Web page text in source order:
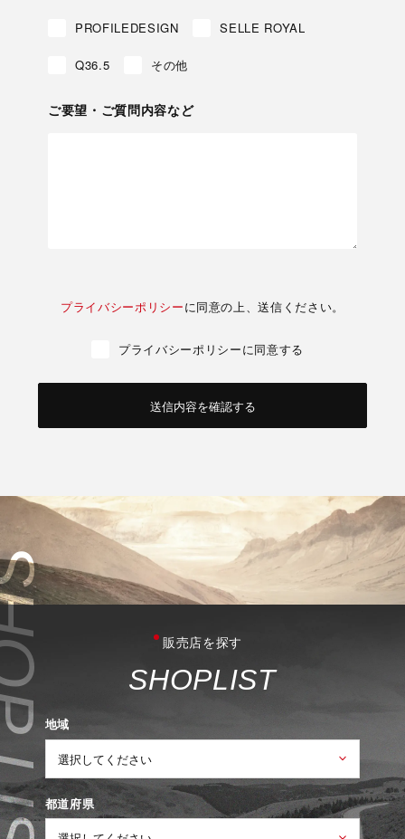
PROFILEDESIGN SELLE ROYAL
Q36.5 その他
ご要望・ご質問内容など
プライバシーポリシーに同意の上、送信ください。
プライバシーポリシーに同意する
販売店を探す
SHOPLIST
地域
都道府県